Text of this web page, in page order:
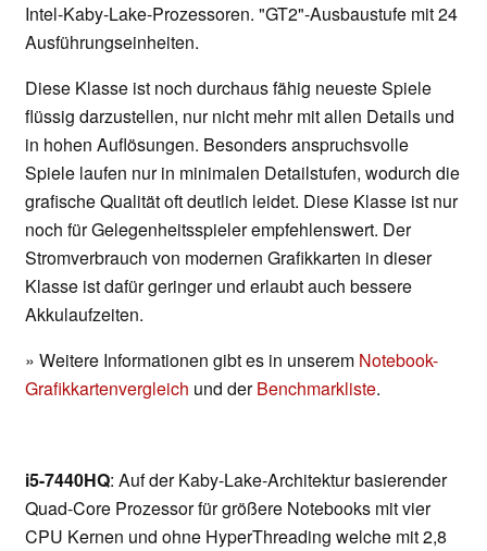
Intel-Kaby-Lake-Prozessoren. "GT2"-Ausbaustufe mit 24
Ausführungseinheiten.
Diese Klasse ist noch durchaus fähig neueste Spiele
flüssig darzustellen, nur nicht mehr mit allen Details und
in hohen Auflösungen. Besonders anspruchsvolle
Spiele laufen nur in minimalen Detailstufen, wodurch die
grafische Qualität oft deutlich leidet. Diese Klasse ist nur
noch für Gelegenheitsspieler empfehlenswert. Der
Stromverbrauch von modernen Grafikkarten in dieser
Klasse ist dafür geringer und erlaubt auch bessere
Akkulaufzeiten.
» Weitere Informationen gibt es in unserem Notebook-
Grafikkartenvergleich und derBenchmarkliste.
i5-7440HQ: Auf der Kaby-Lake-Architektur basierender
Quad-Core Prozessor für größere Notebooks mit vier
CPU Kernen und ohne HyperThreading welche mit 2,8